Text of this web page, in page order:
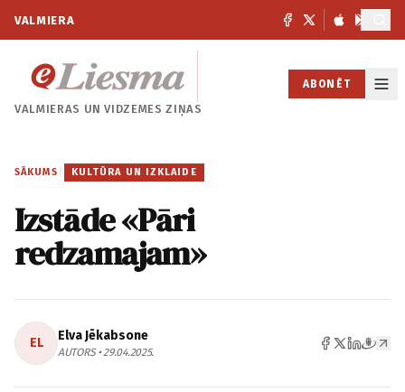
VALMIERA
VALMIERAS UNVIDZEMES ZIŅAS
ABONĒT
SĀKUMS / KULTŪRA UN IZKLAIDE
Izstāde «Pāri
redzamajam»
EL Elva Jēkabsone
AUTORS • 29.04.2025.